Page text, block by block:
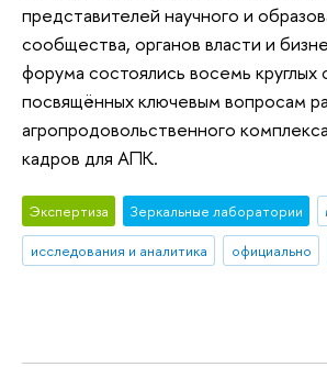
представителей научного и
сообщества, органов власти и
форума состоялись восемь круглых
посвящённых ключевым вопросам
агропродовольственного
кадров для АПК.
Экспертиза Зеркальные лаборатории
исследования и аналитика
официально